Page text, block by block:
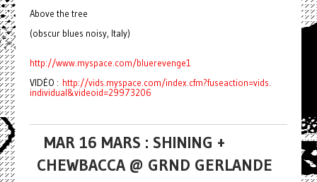
Above the tree
(obscur blues noisy, Italy)
http://www.myspace.com/bluerevenge1
VIDÉO : http://vids.myspace.com/index. cfm?fuseaction=vids.
individual&videoid=29973206
MAR 16 MARS : SHINING +
CHEWBACCA @ GRND GERLANDE